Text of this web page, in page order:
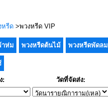
หรีด >พวงหรีด VIP
าห่ม พวงหรีดต้นไม้ พวงหรีดพัดลม
: วัดที่จัดส่ง: